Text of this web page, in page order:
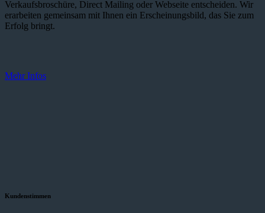
Verkaufsbroschüre, Direct Mailing oder Webseite entscheiden. Wir
erarbeiten gemeinsam mit Ihnen ein Erscheinungsbild, das Sie zum
Erfolg bringt.
Mehr Infos
Kundenstimmen